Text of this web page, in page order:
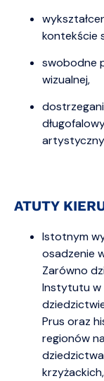
kontekście
swobodne
wizualnej,
ATUTY
Istotnym
osadzenie
Zarówno
Instytutu w
Prus oraz
regionów